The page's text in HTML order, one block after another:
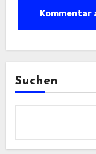
Suchen